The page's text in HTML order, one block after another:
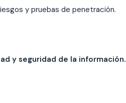
y pruebas de penetración.
y seguridad de la información.